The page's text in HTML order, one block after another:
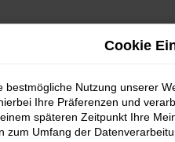
Cookie
bestmögliche Nutzung unserer
Ihre Präferenzen und
späteren Zeitpunkt Ihre
zum Umfang der